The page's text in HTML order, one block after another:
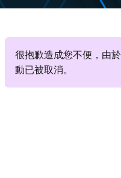
很抱歉造成您不便，由
動已被取消。